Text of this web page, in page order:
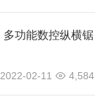
多功能数控纵横锯
2022-02-11 4,584